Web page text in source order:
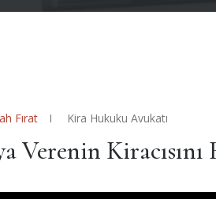
Fırat Kira Hukuku Avukatı
Verenin